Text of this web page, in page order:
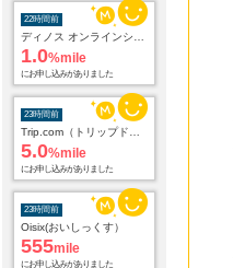
にお申し込みがありました
23時間前
5.0%mile
にお申し込みがありました
23時間前
Oisix(おいしっくす）
555mile
にお申し込みがありました
23時間前